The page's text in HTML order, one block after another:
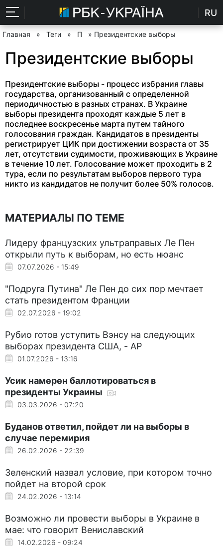
RU
Главная » Теги » П » Президентские выборы
Президентские выборы
Президентские выборы - процесс избрания главы
государства, организованный с определенной
периодичностью в разных странах. В Украине
выборы президента проходят каждые 5 лет в
последнее воскресенье марта путем тайного
голосования граждан. Кандидатов в президенты
регистрирует ЦИК при достижении возраста от 35
лет, отсутствии судимости, проживающих в Украине
в течение 10 лет. Голосование может проходить в 2
тура, если по результатам выборов первого тура
никто из кандидатов не получит более 50% голосов.
МАТЕРИАЛЫ ПО ТЕМЕ
Лидеру французских ультраправых Ле Пен
открыли путь к выборам, но есть нюанс
07.07.2026 - 15:49
"Подруга Путина" Ле Пен до сих пор мечтает
стать президентом Франции
02.07.2026 - 19:02
Рубио готов уступить Вэнсу на следующих
выборах президента США, - AP
01.07.2026 - 13:16
Усик намерен баллотироваться в
президенты Украины
03.03.2026 - 07:20
Буданов ответил, пойдет ли на выборы в
случае перемирия
26.02.2026 - 22:39
Зеленский назвал условие, при котором точно
пойдет на второй срок
24.02.2026 - 13:14
Возможно ли провести выборы в Украине в
мае: что говорит Вениславский
14.02.2026 - 09:24